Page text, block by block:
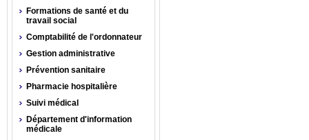
Formations de santé et du
travail social
Comptabilité de l'ordonnateur
Gestion administrative
Prévention sanitaire
Pharmacie hospitalière
Suivi médical
Département d'information
médicale